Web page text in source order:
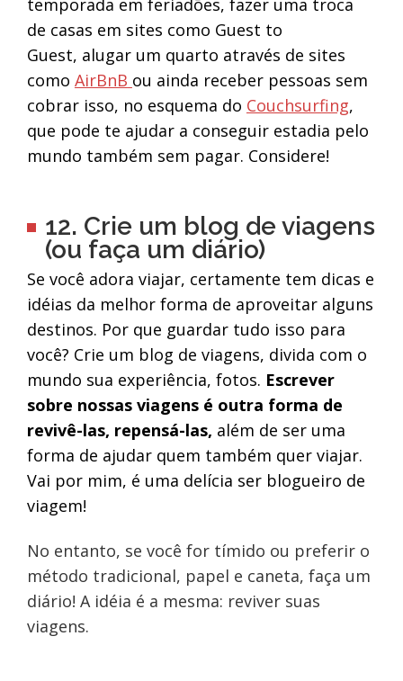
temporada em feriadões, fazer uma troca
de casas em sites como Guest to
Guest, alugar um quarto através de sites
como AirBnB ou ainda receber pessoas sem
cobrar isso, no esquema do Couchsurfing,
que pode te ajudar a conseguir estadia pelo
mundo também sem pagar. Considere!
12. Crie um blog de viagens
(ou faça um diário)
Se você adora viajar, certamente tem dicas e
idéias da melhor forma de aproveitar alguns
destinos. Por que guardar tudo isso para
você? Crie um blog de viagens, divida com o
mundo sua experiência, fotos. Escrever
sobre nossas viagens é outra forma de
revivê-las, repensá-las, além de ser uma
forma de ajudar quem também quer viajar.
Vai por mim, é uma delícia ser blogueiro de
viagem!
No entanto, se você for tímido ou preferir o
método tradicional, papel e caneta, faça um
diário! A idéia é a mesma: reviver suas
viagens.